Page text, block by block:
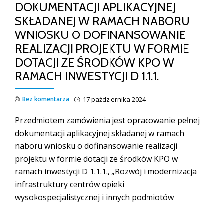
DOKUMENTACJI APLIKACYJNEJ
SKŁADANEJ W RAMACH NABORU
WNIOSKU O DOFINANSOWANIE
REALIZACJI PROJEKTU W FORMIE
DOTACJI ZE ŚRODKÓW KPO W
RAMACH INWESTYCJI D 1.1.1.
17 października 2024
Bez komentarza
Przedmiotem zamówienia jest opracowanie pełnej
dokumentacji aplikacyjnej składanej w ramach
naboru wniosku o dofinansowanie realizacji
projektu w formie dotacji ze środków KPO w
ramach inwestycji D 1.1.1., „Rozwój i modernizacja
infrastruktury centrów opieki
wysokospecjalistycznej i innych podmiotów